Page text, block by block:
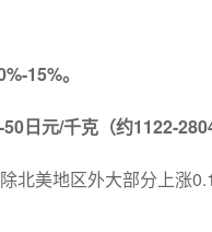
15%。
日元/千克（约1122-
北美地区外大部分上涨